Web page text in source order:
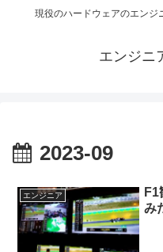
現役のハードウェアのエンジ
エンジニ
2023-09
エンジニア
み